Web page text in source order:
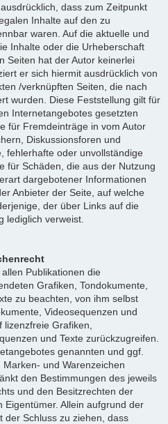
dass zum Zeitpunkt
Inhalte auf den zu
waren. Auf die aktuelle und
Inhalte oder die Urheberschaft
Seiten hat der Autor keinerlei
er sich hiermit ausdrücklich von
/verknüpften Seiten, die nach
wurden. Diese Feststellung gilt für
Internetangebotes gesetzten
für Fremdeinträge in vom Autor
Diskussionsforen und
fehlerhafte oder unvollständige
für Schäden, die aus der Nutzung
dargebotener Informationen
Anbieter der Seite, auf welche
der über Links auf die
lediglich verweist.
Publikationen die
Grafiken, Tondokumente,
zu beachten, von ihm selbst
Videosequenzen und
Grafiken,
und Texte zurückzugreifen.
genannten und ggf.
und Warenzeichen
den Bestimmungen des jeweils
und den Besitzrechten der
Eigentümer. Allein aufgrund der
der Schluss zu ziehen, dass